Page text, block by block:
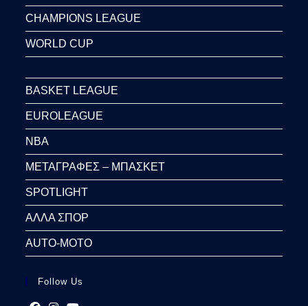
CHAMPIONS LEAGUE
WORLD CUP
BASKET LEAGUE
EUROLEAGUE
NBA
ΜΕΤΑΓΡΑΦΕΣ – ΜΠΑΣΚΕΤ
SPOTLIGHT
ΑΛΛΑ ΣΠΟΡ
AUTO-MOTO
Follow Us